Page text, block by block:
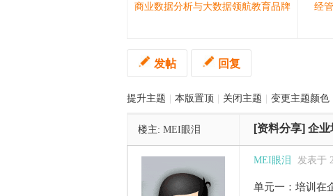
商业数据分析与大数据领航教育品牌 经
发帖 回复
提升主题 本版置顶 关闭主题 变更主题颜色
楼主: MEI眼泪 [资料分享] 企业
MEI眼泪 发表于
单元一：培训在